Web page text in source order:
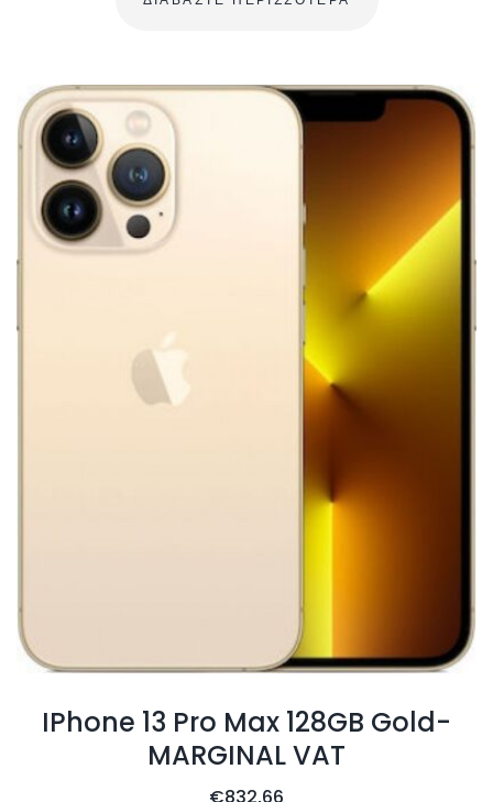
IPhone 13 Pro Max 128GB Gold-
MARGINAL VAT